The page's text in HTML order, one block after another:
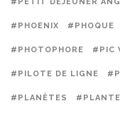
#PHOENIX #PHOQUE
#PHOTOPHORE #PIC
#PILOTE DE LIGNE
#PLANÈTES